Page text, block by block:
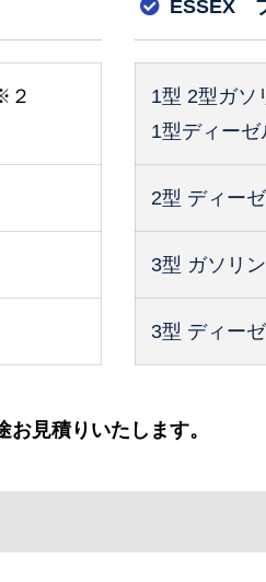
２
ESSEX
1型 2型ガソ
1型ディーゼ
2型 ディー
3型 ガソリ
3型 ディー
見積りいたします。